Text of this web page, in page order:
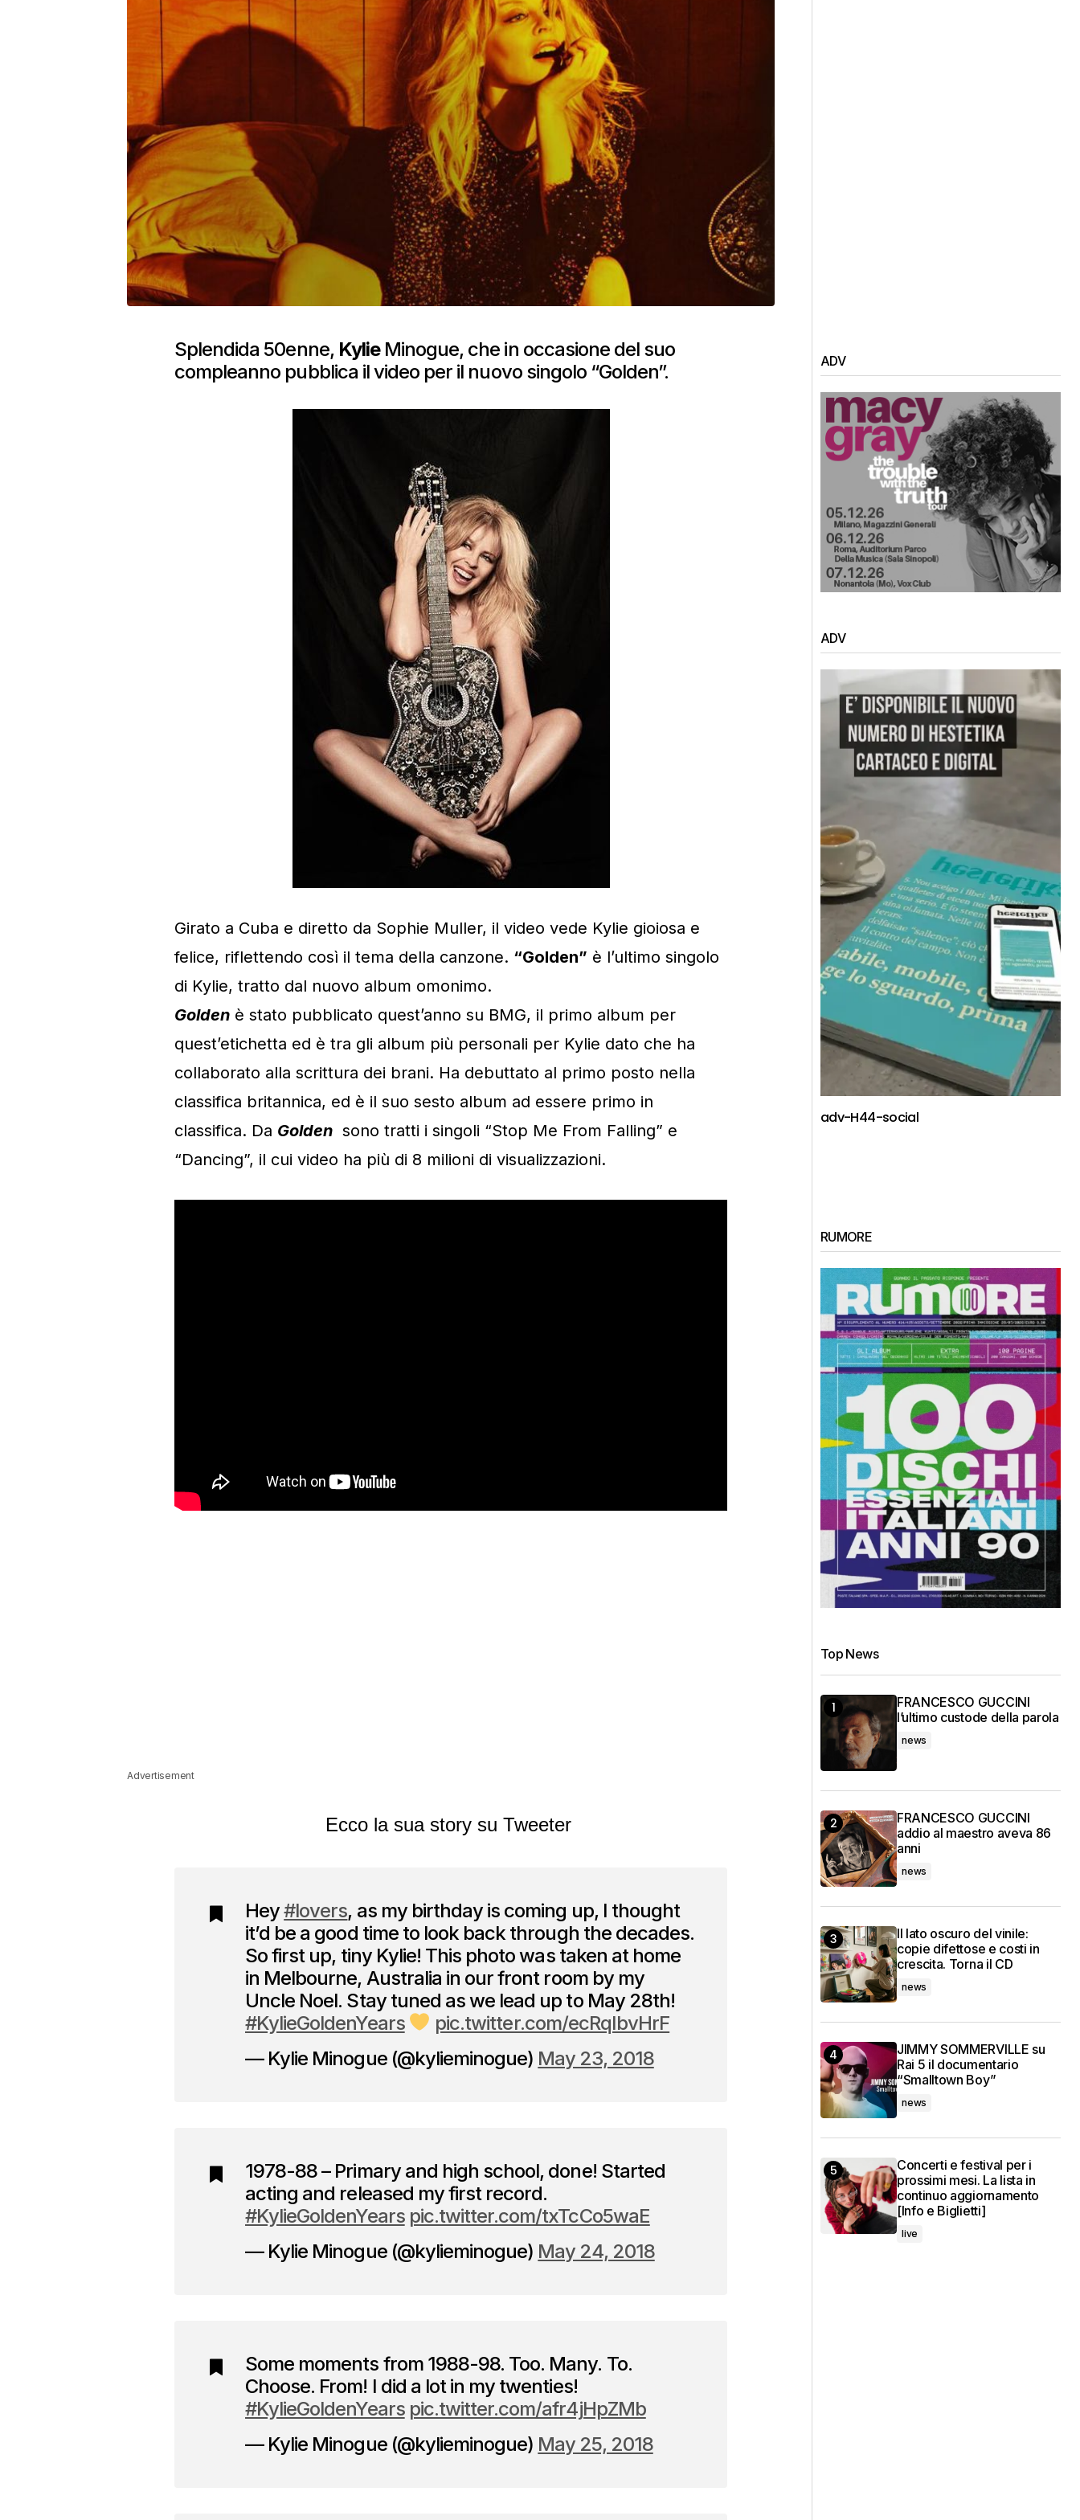
Splendida 50enne, KylieMinogue, che in occasione del suo
compleanno pubblica il video per il nuovo singolo “Golden”.
Girato a Cuba e diretto da Sophie Muller, il video vede Kylie gioiosa e
felice, riflettendo così il tema della canzone. “Golden” è l’ultimo singolo
di Kylie, tratto dal nuovo album omonimo.
Golden è stato pubblicato quest’anno su BMG, il primo album per
quest’etichetta ed è tra gli album più personali per Kylie dato che ha
collaborato alla scrittura dei brani. Ha debuttato al primo posto nella
classifica britannica, ed è il suo sesto album ad essere primo in
classifica. Da Golden sono tratti i singoli “Stop Me From Falling” e
“Dancing”, il cui video ha più di 8 milioni di visualizzazioni.
Advertisement
Ecco la sua story su Tweeter
Hey#lovers, as my birthday is coming up, I thought
it’d be a good time to look back through the decades.
So first up, tiny Kylie! This photo was taken at home
in Melbourne, Australia in our front room by my
Uncle Noel. Stay tuned as we lead up to May 28th!
#KylieGoldenYears
pic.twitter.com/ecRqIbvHrF
— Kylie Minogue (@kylieminogue) May 23, 2018
1978-88 – Primary and high school, done! Started
acting and released my first record.
#KylieGoldenYears pic.twitter.com/txTcCo5waE
— Kylie Minogue (@kylieminogue) May 24, 2018
Some moments from 1988-98. Too. Many. To.
Choose. From! I did a lot in my twenties!
#KylieGoldenYears pic.twitter.com/afr4jHpZMb
— Kylie Minogue (@kylieminogue) May 25, 2018
ADV
ADV
adv-H44-social
RUMORE
Top News
FRANCESCO GUCCINI
l’ultimo custode della parola
news
FRANCESCO GUCCINI
addio al maestro aveva 86
anni
news
Il lato oscuro del vinile:
copie difettose e costi in
crescita. Torna il CD
news
JIMMY SOMMERVILLE su
Rai 5 il documentario
“Smalltown Boy”
news
Concerti e festival per i
prossimi mesi. La lista in
continuo aggiornamento
[Info e Biglietti]
live